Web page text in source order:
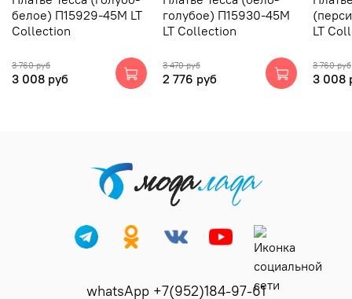
белое) П15929-45М LT
Collection
3 760 руб
3 008 руб
голубое) П15930-45М
LT Collection
3 470 руб
2 776 руб
LT
3 760 руб
3 008
whatsApp +7(952)184-97-61